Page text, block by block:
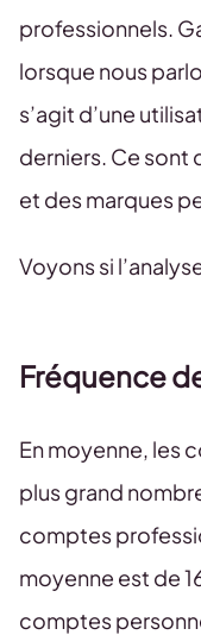
professionnels.
lorsque nous
s’agit d’une
derniers. Ce sont
et des marques
Voyons si
Fréquence
En moyenne, les
plus grand
comptes
moyenne est de
comptes